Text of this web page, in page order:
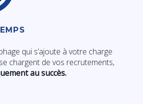
qui s’ajoute à votre charge
chargent de vos recrutements,
au succès.